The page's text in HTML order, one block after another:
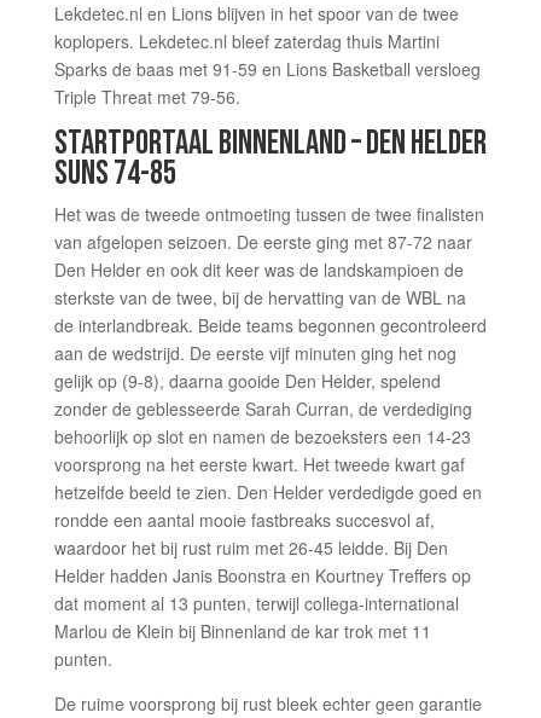
Lekdetec.nl en Lions blijven in het spoor van de twee
koplopers. Lekdetec.nl bleef zaterdag thuis Martini
Sparks de baas met 91-59 en Lions Basketball versloeg
Triple Threat met 79-56.
STARTPORTAAL BINNENLAND – DEN HELDER
SUNS 74-85
Het was de tweede ontmoeting tussen de twee finalisten
van afgelopen seizoen. De eerste ging met 87-72 naar
Den Helder en ook dit keer was de landskampioen de
sterkste van de twee, bij de hervatting van de WBL na
de interlandbreak. Beide teams begonnen gecontroleerd
aan de wedstrijd. De eerste vijf minuten ging het nog
gelijk op (9-8), daarna gooide Den Helder, spelend
zonder de geblesseerde Sarah Curran, de verdediging
behoorlijk op slot en namen de bezoeksters een 14-23
voorsprong na het eerste kwart. Het tweede kwart gaf
hetzelfde beeld te zien. Den Helder verdedigde goed en
rondde een aantal mooie fastbreaks succesvol af,
waardoor het bij rust ruim met 26-45 leidde. Bij Den
Helder hadden Janis Boonstra en Kourtney Treffers op
dat moment al 13 punten, terwijl collega-international
Marlou de Klein bij Binnenland de kar trok met 11
punten.
De ruime voorsprong bij rust bleek echter geen garantie